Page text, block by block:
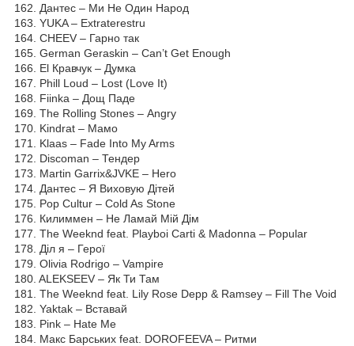
162. Дантес – Ми Не Один Народ
163. YUKA – Extraterestru
164. CHEEV – Гарно так
165. German Geraskin – Can’t Get Enough
166. El Кравчук – Думка
167. Phill Loud – Lost (Love It)
168. Fiinka – Дощ Паде
169. The Rolling Stones – Аngry
170. Kindrat – Мамо
171. Klaas – Fade Into My Arms
172. Discoman – Тендер
173. Martin Garrix&JVKE – Hero
174. Дантес – Я Виховую Дітей
175. Pop Cultur – Cold As Stone
176. Килиммен – He Ламай Мій Дім
177. The Weeknd feat. Playboi Carti & Madonna – Popular
178. Діл я – Герої
179. Olivia Rodrigo – Vampire
180. ALEKSEEV – Як Ти Там
181. The Weeknd feat. Lily Rose Depp & Ramsey – Fill The Void
182. Yaktak – Вставай
183. Pink – Hate Ме
184. Макс Барських feat. DOROFEEVA – Ритми